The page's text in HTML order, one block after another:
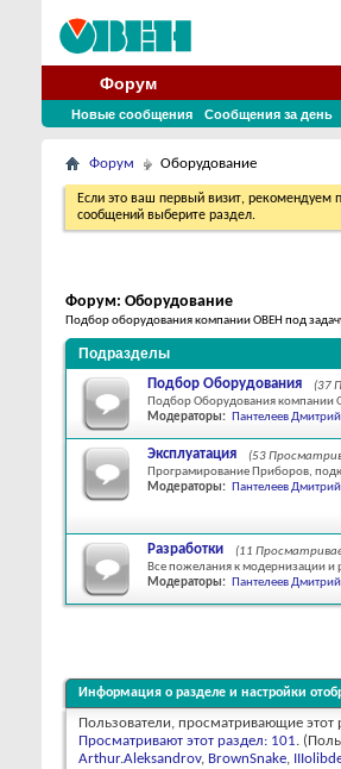
Форум
Новые сообщения Сообщения за день
Форум Оборудование
Если это ваш первый визит, рекомендуем
сообщений выберите раздел.
Форум: Оборудование
Подбор оборудования компании ОВЕН под
Подразделы
Подбор Оборудования
(37
Подбор Оборудования компании
Модераторы: Пантелеев Дмитрий
Эксплуатация
(53
Програмирование Приборов,
Модераторы: Пантелеев Дмитрий
Разработки
(11
Все пожелания к модернизации и
Модераторы: Пантелеев Дмитрий
Информация о разделе и настройки
Пользователи, просматривающие этот
Просматривают этот раздел: 101.
Arthur.Aleksandrov, BrownSnake,